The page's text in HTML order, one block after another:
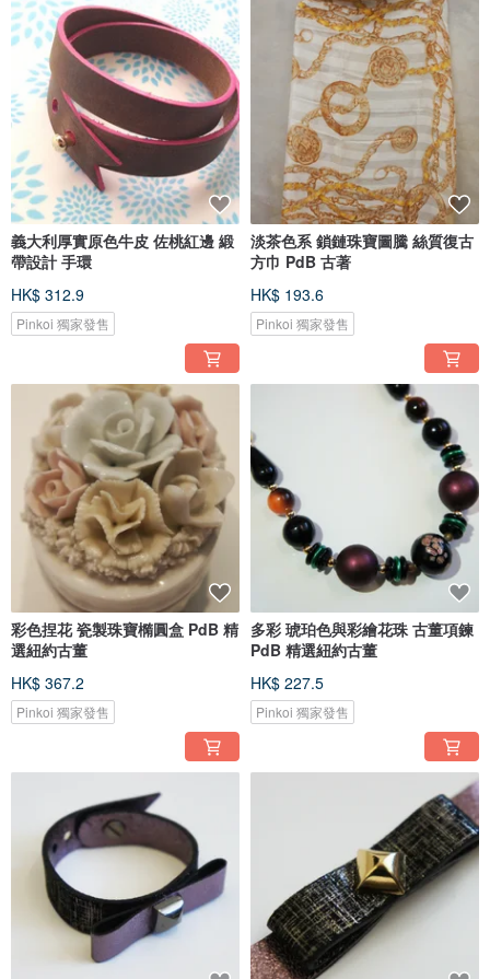
義大利厚實原色牛皮 佐桃紅邊 緞
帶設計 手環
HK$ 312.9
Pinkoi 獨家發售
淡茶色系 鎖鏈珠寶圖騰 絲質復古
方巾 PdB 古著
HK$ 193.6
Pinkoi 獨家發售
彩色捏花 瓷製珠寶橢圓盒 PdB 精
選紐約古董
HK$ 367.2
Pinkoi 獨家發售
多彩 琥珀色與彩繪花珠 古董項鍊
PdB 精選紐約古董
HK$ 227.5
Pinkoi 獨家發售